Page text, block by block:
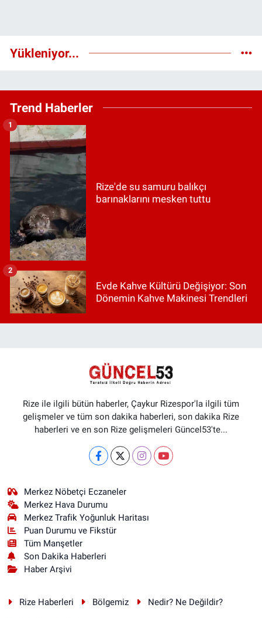
Yükleniyor...
Trend Haberler
Rize'de su samuru balıkçı
barınaklarını mesken tuttu
1
Evde Kahve Kültürü Değişiyor: Son
Dönemin Kahve Makinesi Trendleri
2
Rize ile ilgili bütün haberler, Çaykur Rizespor'la ilgili tüm
gelişmeler ve tüm son dakika haberleri, son dakika Rize
haberleri ve en son Rize gelişmeleri Güncel53'te...
Merkez Nöbetçi Eczaneler
Merkez Hava Durumu
Merkez Trafik Yoğunluk Haritası
Puan Durumu ve Fikstür
Tüm Manşetler
Son Dakika Haberleri
Haber Arşivi
Rize Haberleri Bölgemiz Nedir? Ne Değildir?